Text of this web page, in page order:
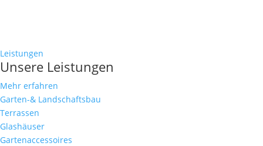
Leistungen
Unsere Leistungen
Mehr erfahren
Garten-& Landschaftsbau
Terrassen
Glashäuser
Gartenaccessoires